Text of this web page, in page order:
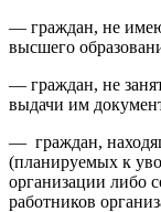
— граждан, не
высшего
— граждан, не
выдачи им
— граждан,
(планируемых к
организации либо
работников